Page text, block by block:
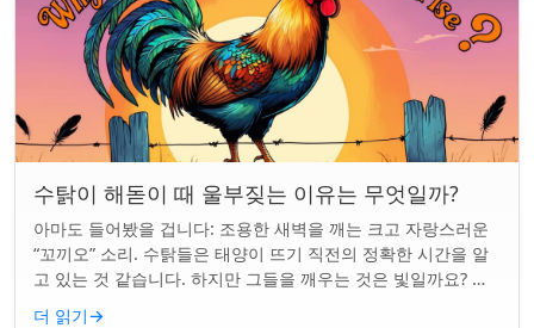
수탉이 해돋이 때 울부짖는 이유는 무엇일까?
아마도 들어봤을 겁니다: 조용한 새벽을 깨는 크고 자랑스러운
“꼬끼오” 소리. 수탉들은 태양이 뜨기 직전의 정확한 시간을 알
고 있는 것 같습니다. 하지만 그들을 깨우는 것은 빛일까요? 아
니면 더 깊은 무언가일까요? ...
더 읽기→